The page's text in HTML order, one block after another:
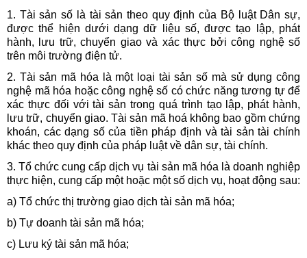
1. Tài sản số là tài sản theo quy định của Bộ luật Dân sự,
được thể hiện dưới dạng dữ liệu số, được tạo lập, phát
hành, lưu trữ, chuyển giao và xác thực bởi công nghệ số
trên môi trường điện tử.
2. Tài sản mã hóa là một loại tài sản số mà sử dụng công
nghệ mã hóa hoặc công nghệ số có chức năng tương tự để
xác thực đối với tài sản trong quá trình tạo lập, phát hành,
lưu trữ, chuyển giao. Tài sản mã hoá không bao gồm chứng
khoán, các dạng số của tiền pháp định và tài sản tài chính
khác theo quy định của pháp luật về dân sự, tài chính.
3. Tổ chức cung cấp dịch vụ tài sản mã hóa là doanh nghiệp
thực hiện, cung cấp một hoặc một số dịch vụ, hoạt động sau:
a) Tổ chức thị trường giao dịch tài sản mã hóa;
b) Tự doanh tài sản mã hóa;
c) Lưu ký tài sản mã hóa;